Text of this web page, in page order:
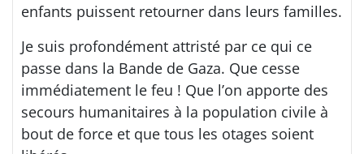
enfants puissent retourner dans leurs familles.
Je suis profondément attristé par ce qui ce
passe dans la Bande de Gaza. Que cesse
immédiatement le feu ! Que l’on apporte des
secours humanitaires à la population civile à
bout de force et que tous les otages soient